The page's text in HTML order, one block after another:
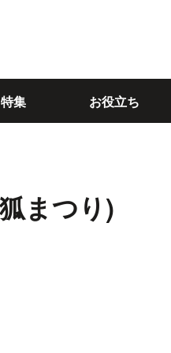
特集 お役立ち
まつり)